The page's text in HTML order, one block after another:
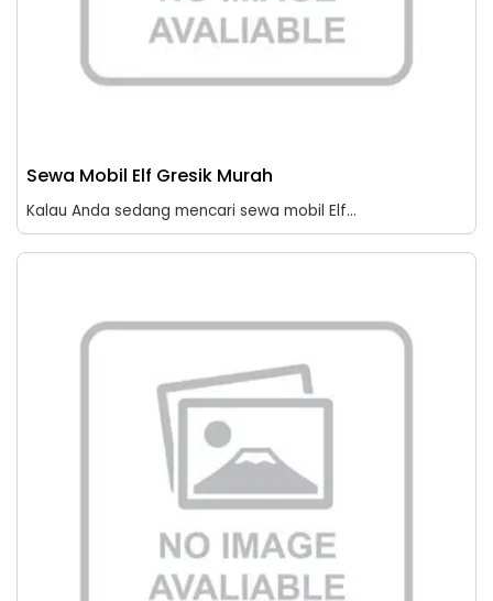
Sewa Mobil Elf Gresik Murah
Kalau Anda sedang mencari sewa mobil Elf...